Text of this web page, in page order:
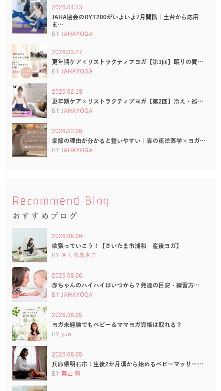
2026.04.13
JAHA協会のRYT200がいよいよ7月開講｜土台から応用
ま…
BY JAHAYOGA
2026.03.27
更年期ケア×リストラクティブヨガ【第3回】眠りの質…
BY JAHAYOGA
2026.02.18
更年期ケア×リストラクティブヨガ【第2回】冷え・巡…
BY JAHAYOGA
2026.02.06
季節の理由が分かると整いやすい｜春の東洋医学×ヨガ…
BY JAHAYOGA
Recommend Blog
おすすめブログ
2026.08.06
欲張っていこう！【さいたま市浦和 産後ヨガ】
BY きくちあきこ
2026.08.06
赤ちゃんのハイハイはいつから？発達の目安・練習方…
BY JAHAYOGA
2026.08.05
ヨガ未経験でもベビー＆ママヨガ資格は取れる？
BY yuri
2026.08.05
兵庫県明石市：生後2か月頃から始めるベビーマッサー…
BY 築山 萌